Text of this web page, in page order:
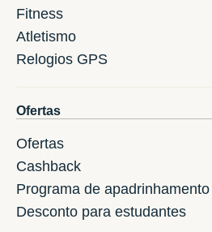
Fitness
Atletismo
Relogios GPS
Ofertas
Ofertas
Cashback
Programa de apadrinhamento
Desconto para estudantes